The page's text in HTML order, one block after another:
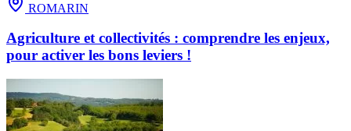
ROMARIN
Agriculture et collectivités : comprendre les enjeux,
pour activer les bons leviers !